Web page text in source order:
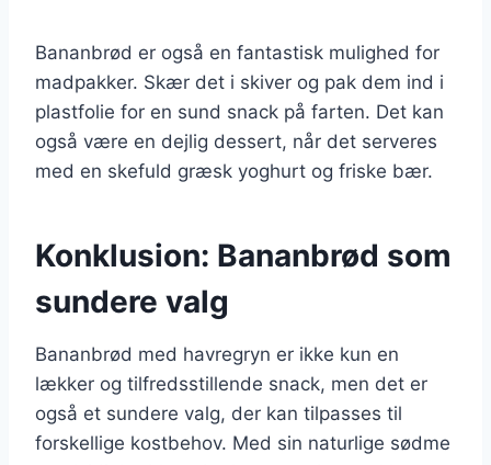
Bananbrød er også en fantastisk mulighed for
madpakker. Skær det i skiver og pak dem ind i
plastfolie for en sund snack på farten. Det kan
også være en dejlig dessert, når det serveres
med en skefuld græsk yoghurt og friske bær.
Konklusion: Bananbrød som
sundere valg
Bananbrød med havregryn er ikke kun en
lækker og tilfredsstillende snack, men det er
også et sundere valg, der kan tilpasses til
forskellige kostbehov. Med sin naturlige sødme